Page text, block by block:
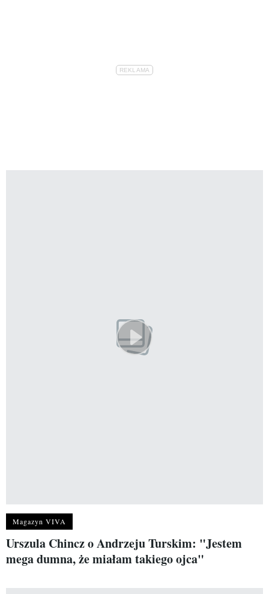
Magazyn VIVA
Urszula Chincz o Andrzeju Turskim: "Jestem
mega dumna, że miałam takiego ojca"